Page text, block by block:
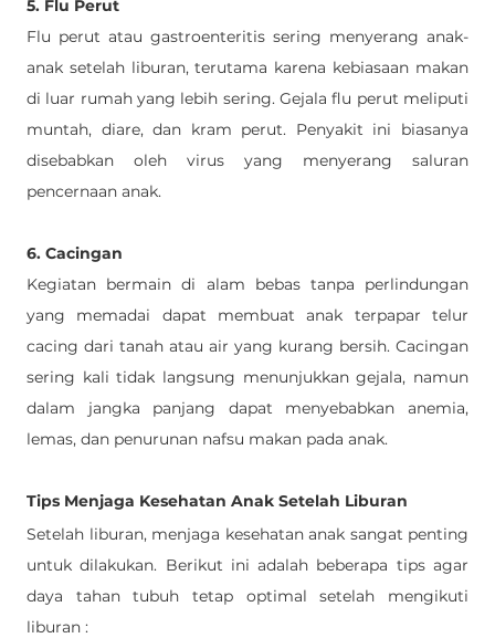
5. Flu Perut
Flu perut atau gastroenteritis sering menyerang anak-
anak setelah liburan, terutama karena kebiasaan makan
di luar rumah yang lebih sering. Gejala flu perut meliputi
muntah, diare, dan kram perut. Penyakit ini biasanya
disebabkan oleh virus yang menyerang saluran
pencernaan anak.
6. Cacingan
Kegiatan bermain di alam bebas tanpa perlindungan
yang memadai dapat membuat anak terpapar telur
cacing dari tanah atau air yang kurang bersih. Cacingan
sering kali tidak langsung menunjukkan gejala, namun
dalam jangka panjang dapat menyebabkan anemia,
lemas, dan penurunan nafsu makan pada anak.
Tips Menjaga Kesehatan Anak Setelah Liburan
Setelah liburan, menjaga kesehatan anak sangat penting
untuk dilakukan. Berikut ini adalah beberapa tips agar
daya tahan tubuh tetap optimal setelah mengikuti
liburan :